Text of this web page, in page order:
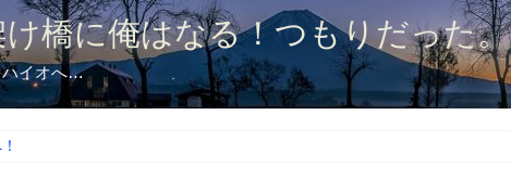
橋に俺はなる！つもりだった。
ハイオへ…